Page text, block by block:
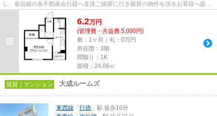
し、各沿線の各不動産会社様へ直接ご挨拶に行き最新の物件を頂きお客様へ提供
しております！最新の情報は...
6.2万円
(管理費・共益費 5,000円)
敷：1ヶ月｜礼：0万円
所在階：3階
間取り：1K
面積：24.06㎡
賃貸｜マンション 大成ルームズ
東西線 「 行徳 」駅 徒歩10分